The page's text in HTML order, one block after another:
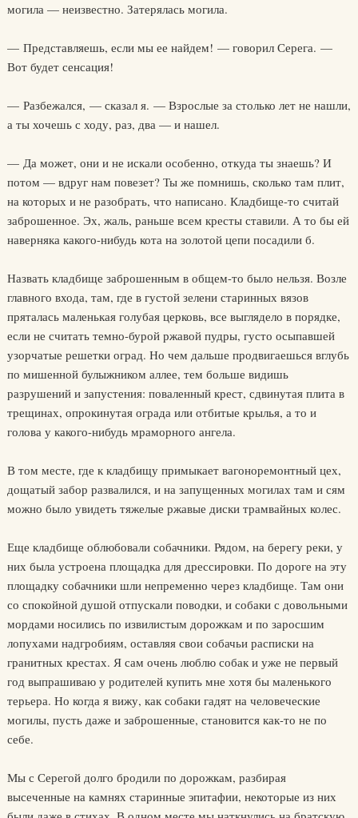
могила — неизвестно. Затерялась могила.
— Представляешь, если мы ее найдем! — говорил Серега. —
Вот будет сенсация!
— Разбежался, — сказал я. — Взрослые за столько лет не нашли,
а ты хочешь с ходу, раз, два — и нашел.
— Да может, они и не искали особенно, откуда ты знаешь? И
потом — вдруг нам повезет? Ты же помнишь, сколько там плит,
на которых и не разобрать, что написано. Кладбище-то считай
заброшенное. Эх, жаль, раньше всем кресты ставили. А то бы ей
наверняка какого-нибудь кота на золотой цепи посадили б.
Назвать кладбище заброшенным в общем-то было нельзя. Возле
главного входа, там, где в густой зелени старинных вязов
пряталась маленькая голубая церковь, все выглядело в порядке,
если не считать темно-бурой ржавой пудры, густо осыпавшей
узорчатые решетки оград. Но чем дальше продвигаешься вглубь
по мишенной булыжником аллее, тем больше видишь
разрушений и запустения: поваленный крест, сдвинутая плита в
трещинах, опрокинутая ограда или отбитые крылья, а то и
голова у какого-нибудь мраморного ангела.
В том месте, где к кладбищу примыкает вагоноремонтный цех,
дощатый забор развалился, и на запущенных могилах там и сям
можно было увидеть тяжелые ржавые диски трамвайных колес.
Еще кладбище облюбовали собачники. Рядом, на берегу реки, у
них была устроена площадка для дрессировки. По дороге на эту
площадку собачники шли непременно через кладбище. Там они
со спокойной душой отпускали поводки, и собаки с довольными
мордами носились по извилистым дорожкам и по заросшим
лопухами надгробиям, оставляя свои собачьи расписки на
гранитных крестах. Я сам очень люблю собак и уже не первый
год выпрашиваю у родителей купить мне хотя бы маленького
терьера. Но когда я вижу, как собаки гадят на человеческие
могилы, пусть даже и заброшенные, становится как-то не по
себе.
Мы с Серегой долго бродили по дорожкам, разбирая
высеченные на камнях старинные эпитафии, некоторые из них